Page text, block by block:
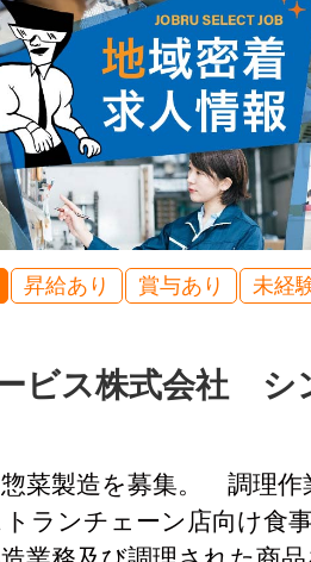
車両管理手当：10,000円/
用・健康・労災・厚生）
度
策：屋内禁煙(屋外に喫煙
車運転免許 歓迎：大型自
系建設機械の運転資格、
り、早出や残業が発生す
働時間：173時間】
よる週5日
昇給あり 賞与あり 未経
ビス株式会社 シ
菜製造を募集。 調理作
ランチェーン店向け食